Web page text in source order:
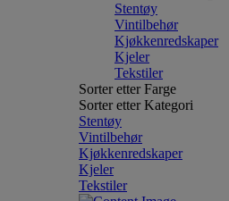
Stentøy
Vintilbehør
Kjøkkenredskaper
Kjeler
Tekstiler
Sorter etter Farge
Sorter etter Kategori
Stentøy
Vintilbehør
Kjøkkenredskaper
Kjeler
Tekstiler